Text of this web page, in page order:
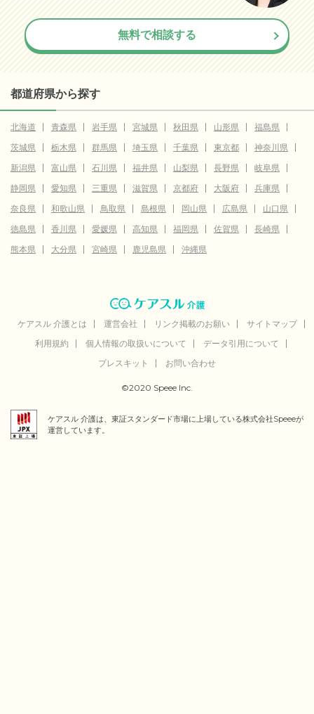
無料で相談する
都道府県から探す
北海道 青森県 岩手県 宮城県 秋田県 山形県
福島県
茨城県
栃木県 群馬県 埼玉県 千葉県 東京都
神奈川県
新潟県
富山県 石川県 福井県 山梨県 長野県
岐阜県
静岡県
愛知県 三重県 滋賀県 京都府 大阪府
兵庫県
奈良県
和歌山県 鳥取県 島根県 岡山県 広島県
山口県
徳島県
香川県 愛媛県 高知県 福岡県 佐賀県
長崎県
熊本県
大分県 宮崎県 鹿児島県 沖縄県
ケアスル 介護とは 運営会社 リンク掲載のお願い
サイトマップ
利用規約
個人情報の取扱いについて
データ引用について
プレスキット
お問い合わせ
©2020 Speee Inc.
ケアスル 介護は、東証スタンダード市場に上場している株式会社Speeeが
運営しています。